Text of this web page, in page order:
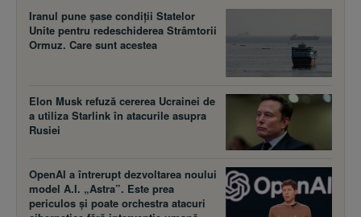
Iranul pune șase condiții Statelor
Unite pentru redeschiderea Strâmtorii
Ormuz. Care sunt acestea
Elon Musk refuză cererea Ucrainei de
a utiliza Starlink în atacurile asupra
Rusiei
OpenAI a întrerupt dezvoltarea noului
model A.I. „Astra”. Este prea
periculos și poate orchestra atacuri